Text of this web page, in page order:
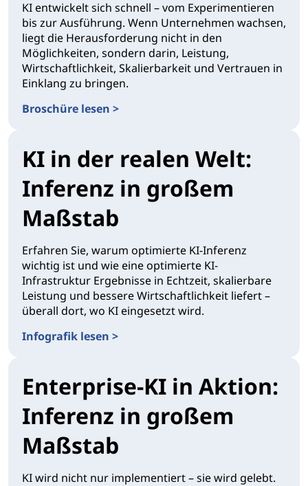
KI entwickelt sich schnell – vom Experimentieren
bis zur Ausführung. Wenn Unternehmen wachsen,
liegt die Herausforderung nicht in den
Möglichkeiten, sondern darin, Leistung,
Wirtschaftlichkeit, Skalierbarkeit und Vertrauen in
Einklang zu bringen.
Broschüre lesen >
KI in der realen Welt:
Inferenz in großem
Maßstab
Erfahren Sie, warum optimierte KI-Inferenz
wichtig ist und wie eine optimierte KI-
Infrastruktur Ergebnisse in Echtzeit, skalierbare
Leistung und bessere Wirtschaftlichkeit liefert –
überall dort, wo KI eingesetzt wird.
Infografik lesen >
Enterprise-KI in Aktion:
Inferenz in großem
Maßstab
KI wird nicht nur implementiert – sie wird gelebt.